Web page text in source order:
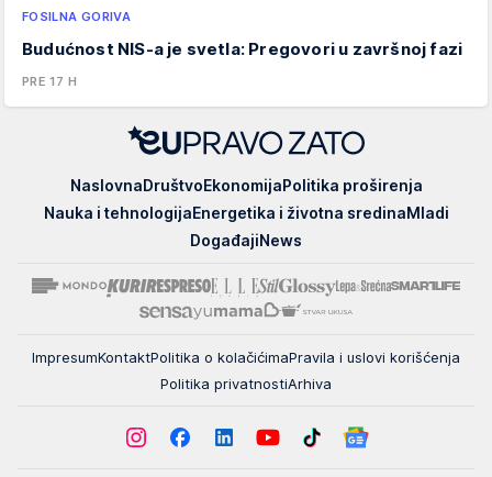
FOSILNA GORIVA
Budućnost NIS-a je svetla: Pregovori u završnoj fazi
PRE 17 H
EUpravo
zato
NaslovnaDruštvoEkonomijaPolitika proširenja
Nauka i tehnologijaEnergetika i životna sredinaMladi
DogađajiNews
ImpresumKontaktPolitika o kolačićimaPravila i uslovi korišćenja
Politika privatnostiArhiva